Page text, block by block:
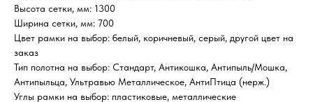
Высота сетки, мм: 1300
Ширина сетки, мм: 700
Цвет рамки на выбор: белый, коричневый, серый, другой цвет на
заказ
Тип полотна на выбор: Стандарт, Антикошка, Антипыль/Мошка,
Антипыльца, Ультравью Металлическое, АнтиПтица (нерж.)
Углы рамки на выбор: пластиковые, металлические